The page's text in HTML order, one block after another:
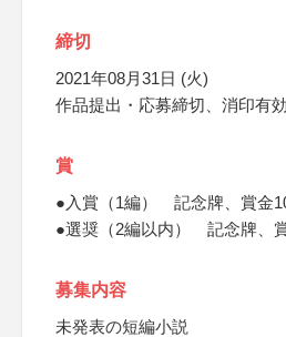
締切
2021年08月31日 (火)
作品提出・応募締切、消印有効
賞
●入賞（1編） 記念牌、賞金
●選奨（2編以内） 記念牌、
募集内容
未発表の短編小説